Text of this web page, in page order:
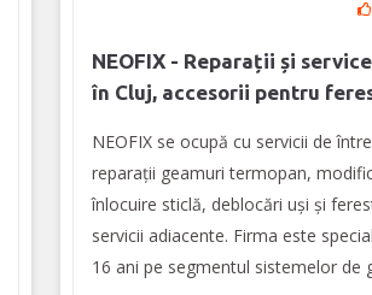
NEOFIX - Reparații și
în Cluj, accesorii pentru
NEOFIX se ocupă cu servicii de
reparații geamuri termopan,
înlocuire sticlă, deblocări uși și
servicii adiacente. Firma este
16 ani pe segmentul sistemelor de